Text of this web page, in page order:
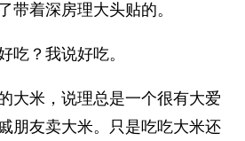
带着深房理大头贴的。
吃？我说好吃。
大米，说理总是一个很有大爱
朋友卖大米。只是吃吃大米还